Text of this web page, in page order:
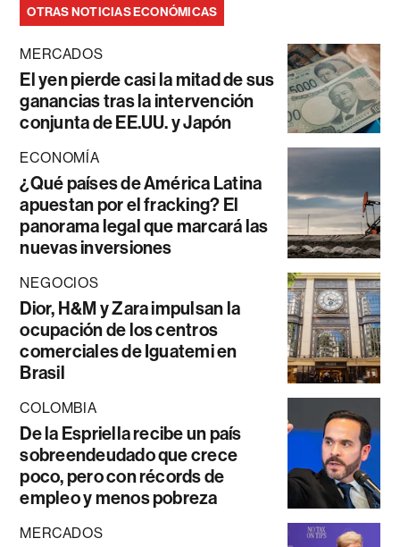
OTRAS NOTICIAS ECONÓMICAS
MERCADOS
El yen pierde casi la mitad de sus
ganancias tras la intervención
conjunta de EE.UU. y Japón
ECONOMÍA
¿Qué países de América Latina
apuestan por el fracking? El
panorama legal que marcará las
nuevas inversiones
NEGOCIOS
Dior, H&M y Zara impulsan la
ocupación de los centros
comerciales de Iguatemi en
Brasil
COLOMBIA
De la Espriella recibe un país
sobreendeudado que crece
poco, pero con récords de
empleo y menos pobreza
MERCADOS